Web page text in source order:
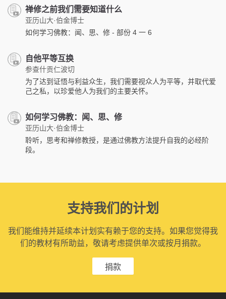
禅修之前我们需要知道什么
亚历山大·伯金博士
如何学习佛教：闻、思、修 - 部份 4 一 6
自他平等互换
参查什贡仁波切
为了达到证悟与利益众生，我们需要视众人为平等，并取代爱
己之私，以珍爱他人为我们的主要关怀。
如何学习佛教：闻、思、修
亚历山大·伯金博士
聆听，思考和禅修教授，是通过佛教方法提升自我的必经阶
段。
支持我们的计划
我们能维持并延续本计划实有赖于您的支持。如果您觉得我
们的教材有所助益，敬请考虑提供单次或按月捐款。
捐款